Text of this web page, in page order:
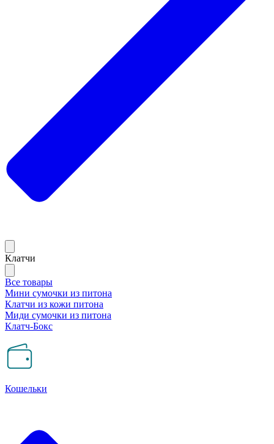
Клатчи
Все товары
Мини сумочки из питона
Клатчи из кожи питона
Миди сумочки из питона
Клатч-Бокс
Кошельки